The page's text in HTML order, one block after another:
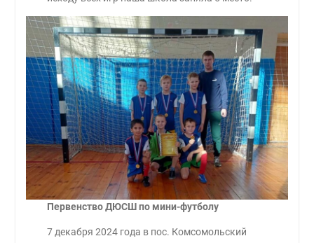
Первенство ДЮСШ по мини-футболу
7 декабря 2024 года в пос. Комсомольский